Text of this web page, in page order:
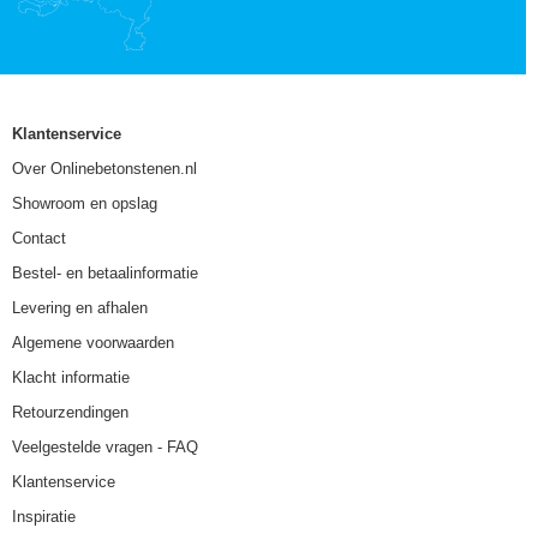
Klantenservice
Over Onlinebetonstenen.nl
Showroom en opslag
Contact
Bestel- en betaalinformatie
Levering en afhalen
Algemene voorwaarden
Klacht informatie
Retourzendingen
Veelgestelde vragen - FAQ
Klantenservice
Inspiratie